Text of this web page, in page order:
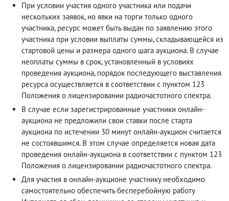
При условии участия одного участника или подачи
нескольких заявок, но явки на торги только одного
участника, ресурс может быть выдан по заявлению этого
участника при условии выплаты суммы, складывающейся из
стартовой цены и размера одного шага аукциона. В случае
неоплаты суммы в срок, установленный в условиях
проведения аукциона, порядок последующего выставления
ресурса осуществляется в соответствии с пунктом 123
Положения о лицензировании радиочастотного спектра.
В случае если зарегистрированные участники онлайн-
аукциона не предложили свои ставки после старта
аукциона по истечении 30 минут онлайн-аукцион считается
не состоявшимся. В этом случае определяется новая дата
проведения онлайн-аукциона в соответствии с пунктом 123
Положения о лицензировании радиочастотного спектра.
Для участия в онлайн-аукционе участнику необходимо
самостоятельно обеспечить бесперебойную работу